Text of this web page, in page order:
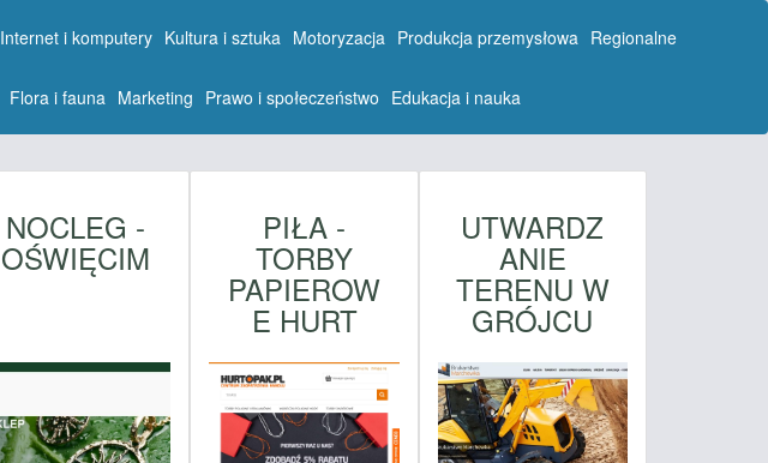
Internet i komputery Kultura i sztuka Motoryzacja Produkcja przemysłowa Regionalne
Flora i fauna Marketing Prawo i społeczeństwo Edukacja i nauka
NOCLEG -
OŚWIĘCIM
PIŁA -
TORBY
PAPIEROW
E HURT
UTWARDZ
ANIE
TERENU W
GRÓJCU